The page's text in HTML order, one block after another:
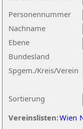
Nachname
Ebene
Sortierung
Personennummer
Bundesland
Spgem./Kreis/Verein
Vereinslisten:Wien